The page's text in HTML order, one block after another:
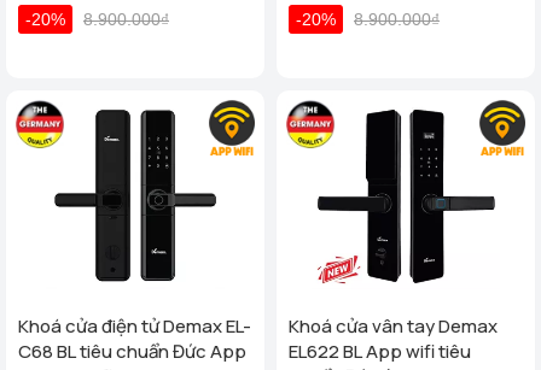
-20% 8.900.000₫ -20% 8.900.000₫
Khoá cửa điện tử Demax EL-
C68 BL tiêu chuẩn Đức App
Khoá cửa vân tay Demax
EL622 BL App wifi tiêu